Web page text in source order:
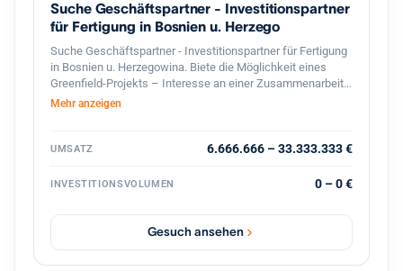
Suche Geschäftspartner - Investitionspartner
für Fertigung in Bosnien u. Herzego
Suche Geschäftspartner - Investitionspartner für Fertigung
in Bosnien u. Herzegowina. Biete die Möglichkeit eines
Greenfield-Projekts – Interesse an einer Zusammenarbeit?
Lassen Sie uns über Zahlen, Möglichkeiten und die
Sie nicht, mich zu kontaktieren. Bitte teilen. Danke!
Mehr anzeigen
UMSATZ 6.666.666 – 33.333.333 €
INVESTITIONSVOLUMEN 0 – 0 €
Gesuch ansehen